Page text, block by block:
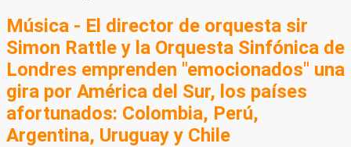
Música - El director de orquesta sir
Simon Rattle y la Orquesta Sinfónica de
Londres emprenden "emocionados" una
gira por América del Sur, los países
afortunados: Colombia, Perú,
Argentina, Uruguay y Chile